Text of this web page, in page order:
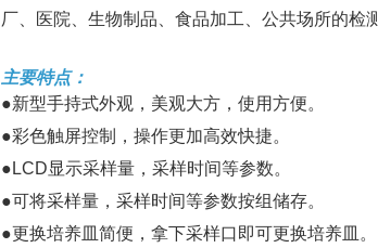
厂、医院、生物制品、食品加工、公共场所的检
主要特点：
●新型手持式外观，美观大方，使用方便。
●彩色触屏控制，操作更加高效快捷。
●LCD显示采样量，采样时间等参数。
●可将采样量，采样时间等参数按组储存。
●更换培养皿简便，拿下采样口即可更换培养皿。